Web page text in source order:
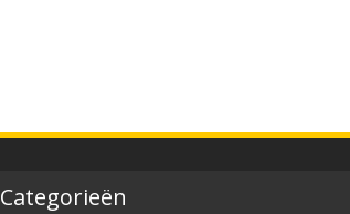
Categorieën